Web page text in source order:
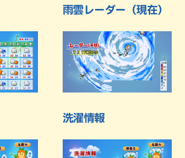
雨雲レーダー（現在）
洗濯情報